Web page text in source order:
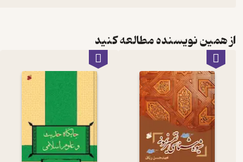
از همین نویسنده مطالعه کنید